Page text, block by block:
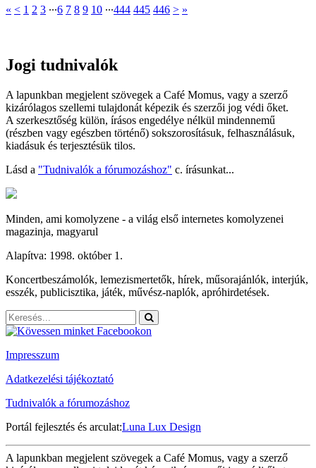
« < 1 2 3 ∙∙∙6 7 8 9 10 ∙∙∙444 445 446 > »
Jogi tudnivalók
A lapunkban megjelent szövegek a Café Momus, vagy a szerző
kizárólagos szellemi tulajdonát képezik és szerzői jog védi őket.
A szerkesztőség külön, írásos engedélye nélkül mindennemű
(részben vagy egészben történő) sokszorosításuk, felhasználásuk,
kiadásuk és terjesztésük tilos.
Lásd a "Tudnivalók a fórumozáshoz" c. írásunkat...
Minden, ami komolyzene - a világ első internetes komolyzenei
magazinja, magyarul
Alapítva: 1998. október 1.
Koncertbeszámolók, lemezismertetők, hírek, műsorajánlók, interjúk,
esszék, publicisztika, játék, művész-naplók, apróhirdetések.
Impresszum
Adatkezelési tájékoztató
Tudnivalók a fórumozáshoz
Portál fejlesztés és arculat:Luna Lux Design
A lapunkban megjelent szövegek a Café Momus, vagy a szerző